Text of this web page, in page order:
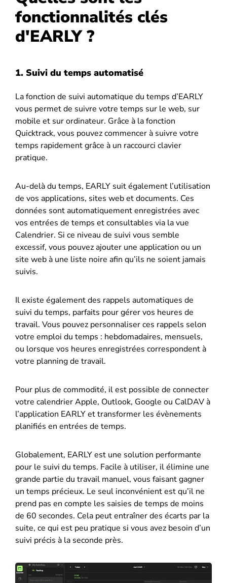
fonctionnalités clés
d'EARLY ?
1. Suivi du temps automatisé
La fonction de suivi automatique du temps d’EARLY
vous permet de suivre votre temps sur le web, sur
mobile et sur ordinateur. Grâce à la fonction
Quicktrack, vous pouvez commencer à suivre votre
temps rapidement grâce à un raccourci clavier
pratique.
Au-delà du temps, EARLY suit également l’utilisation
de vos applications, sites web et documents. Ces
données sont automatiquement enregistrées avec
vos entrées de temps et consultables via la vue
Calendrier. Si ce niveau de suivi vous semble
excessif, vous pouvez ajouter une application ou un
site web à une liste noire afin qu’ils ne soient jamais
suivis.
Il existe également des rappels automatiques de
suivi du temps, parfaits pour gérer vos heures de
travail. Vous pouvez personnaliser ces rappels selon
votre emploi du temps : hebdomadaires, mensuels,
ou lorsque vos heures enregistrées correspondent à
votre planning de travail.
Pour plus de commodité, il est possible de connecter
votre calendrier Apple, Outlook, Google ou CalDAV à
l’application EARLY et transformer les évènements
planifiés en entrées de temps.
Globalement, EARLY est une solution performante
pour le suivi du temps. Facile à utiliser, il élimine une
grande partie du travail manuel, vous faisant gagner
un temps précieux. Le seul inconvénient est qu’il ne
prend pas en compte les saisies de temps de moins
de 60 secondes. Cela peut entraîner des écarts par la
suite, ce qui est peu pratique si vous avez besoin d’un
suivi précis à la seconde près.